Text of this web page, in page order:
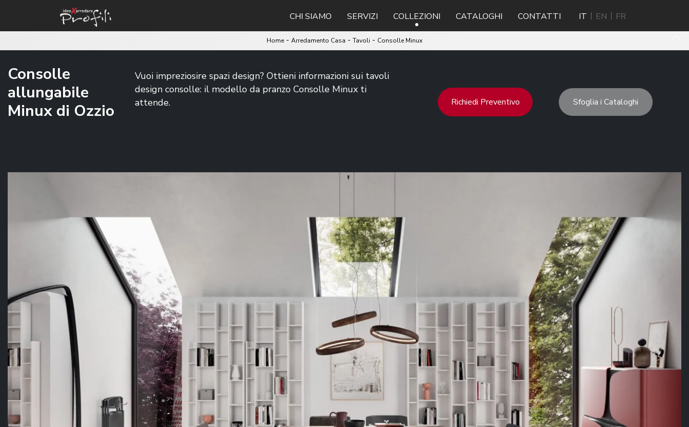
CHI SIAMO SERVIZI COLLEZIONI CATALOGHI CONTATTI IT EN FR
Home - Arredamento Casa - Tavoli - Consolle Minux
Consolle
allungabile
Minux di Ozzio
Vuoi impreziosire spazi design? Ottieni informazioni sui tavoli
design consolle: il modello da pranzo Consolle Minux ti
attende.
Richiedi Preventivo Sfoglia i Cataloghi